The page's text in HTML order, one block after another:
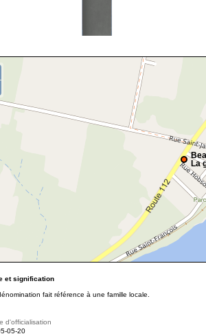
La
et signification
fait référence à une famille locale.
d'officialisation
05-20